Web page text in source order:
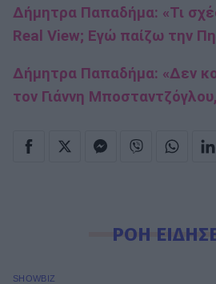
Δήμητρα Παπαδήμα: «Τι
Real View; Εγώ παίζω την
Δήμητρα Παπαδήμα: «Δεν
τον Γιάννη
ΡΟΗ
SHOWBIZ